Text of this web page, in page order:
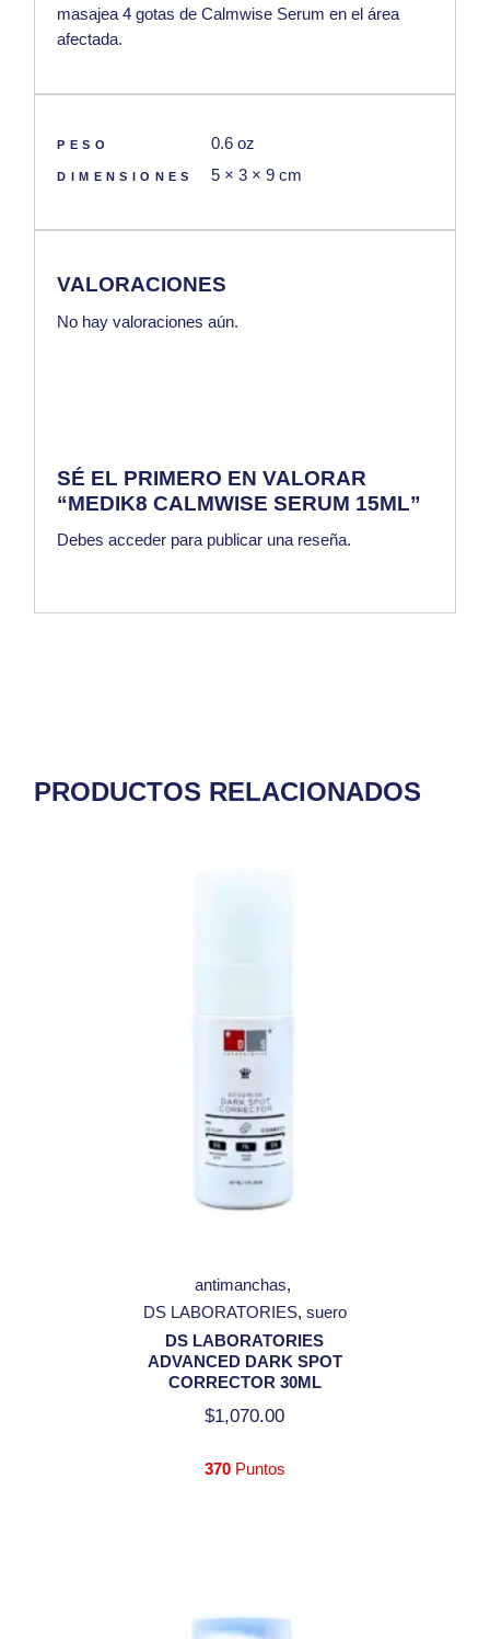
masajea 4 gotas de Calmwise Serum en el área
afectada.
PESO 0.6 oz
DIMENSIONES 5 × 3 × 9 cm
VALORACIONES
No hay valoraciones aún.
SÉ EL PRIMERO EN VALORAR
“MEDIK8 CALMWISE SERUM 15ML”
Debesacceder para publicar una reseña.
PRODUCTOS RELACIONADOS
antimanchas
DS LABORATORIES suero
DS LABORATORIES
ADVANCED DARK SPOT
CORRECTOR 30ML
$1,070.00
370Puntos